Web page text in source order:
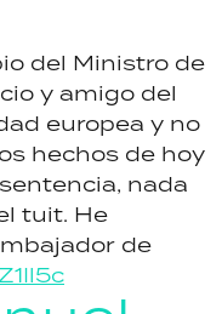
del Ministro de
y amigo del
europea y no
hechos de hoy
nada
tuit. He
de